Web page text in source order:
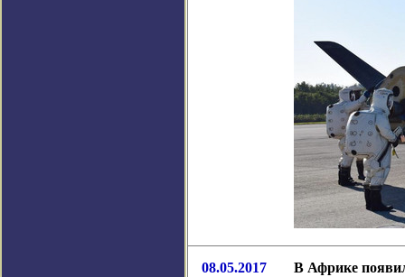
08.05.2017
В Африке